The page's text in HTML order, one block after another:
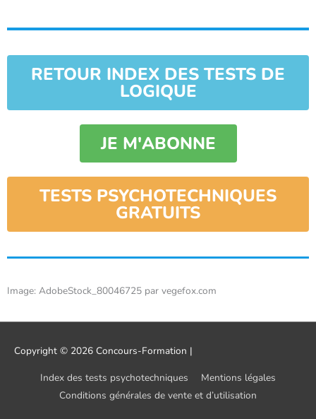
RETOUR INDEX DES TESTS DE
LOGIQUE
JE M'ABONNE
TESTS PSYCHOTECHNIQUES
GRATUITS
Image: AdobeStock_80046725 par vegefox.com
Copyright © 2026 Concours-Formation |
Index des tests psychotechniques
Mentions légales
Conditions générales de vente et d’utilisation